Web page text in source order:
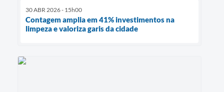
30 ABR 2026 - 15h00
Contagem amplia em 41% investimentos na
limpeza e valoriza garis da cidade